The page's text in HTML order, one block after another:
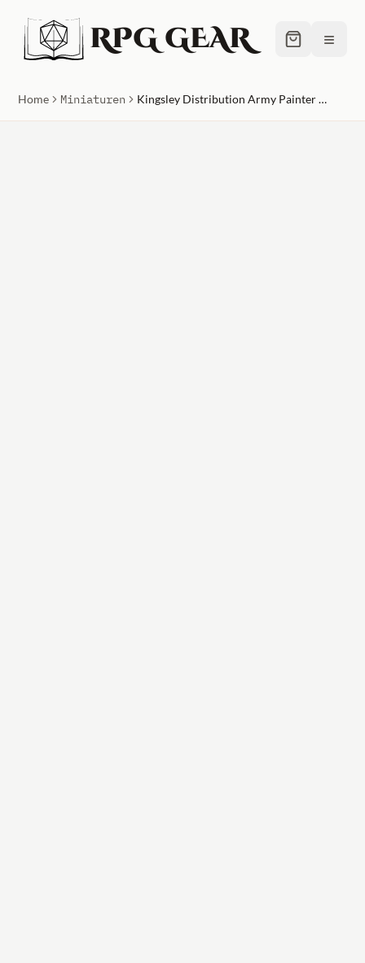
RPG GEAR ≡
Home Miniaturen Kingsley Distribution Army Painter D&D Nolzur's Marvellous Brush Set